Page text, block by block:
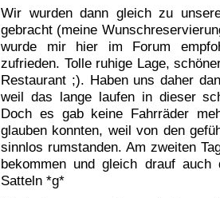
Wir wurden dann gleich zu
gebracht (meine
wurde mir hier im Forum
zufrieden. Tolle ruhige Lage,
Restaurant ;). Haben uns daher
weil das lange laufen in dieser
Doch es gab keine Fahrräder
glauben konnten, weil von den
sinnlos rumstanden. Am zweiten
bekommen und gleich drauf
Satteln *g*